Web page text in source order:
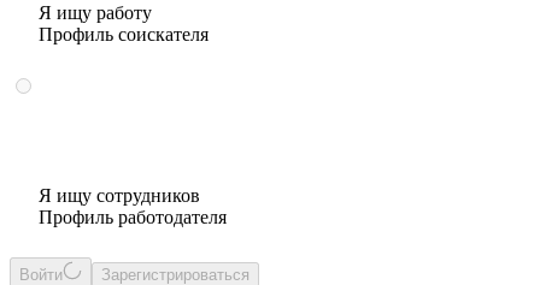
Я ищу работу
Профиль соискателя
Я ищу сотрудников
Профиль работодателя
Войти Зарегистрироваться